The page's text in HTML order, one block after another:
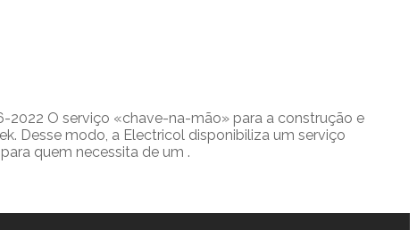
O serviço «chave-na-mão» para a construção e
Desse modo, a Electricol disponibiliza um serviço
quem necessita de um .